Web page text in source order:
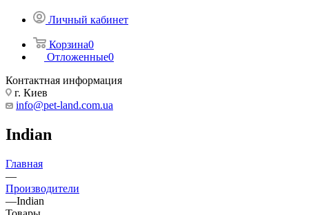
Личный кабинет
Корзина0
Отложенные0
Контактная информация
г. Киев
info@pet-land.com.ua
Indian
Главная
—
Производители
—Indian